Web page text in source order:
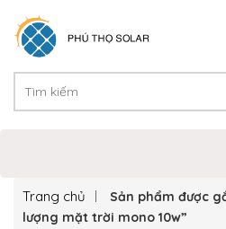
Trang chủ
Sản phẩm được
lượng mặt trời mono 10w”